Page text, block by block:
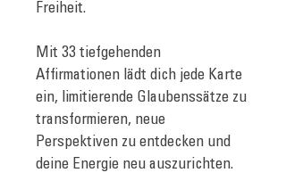
Freiheit.
Mit 33 tiefgehenden
Affirmationen lädt dich jede Karte
ein, limitierende Glaubenssätze zu
transformieren, neue
Perspektiven zu entdecken und
deine Energie neu auszurichten.